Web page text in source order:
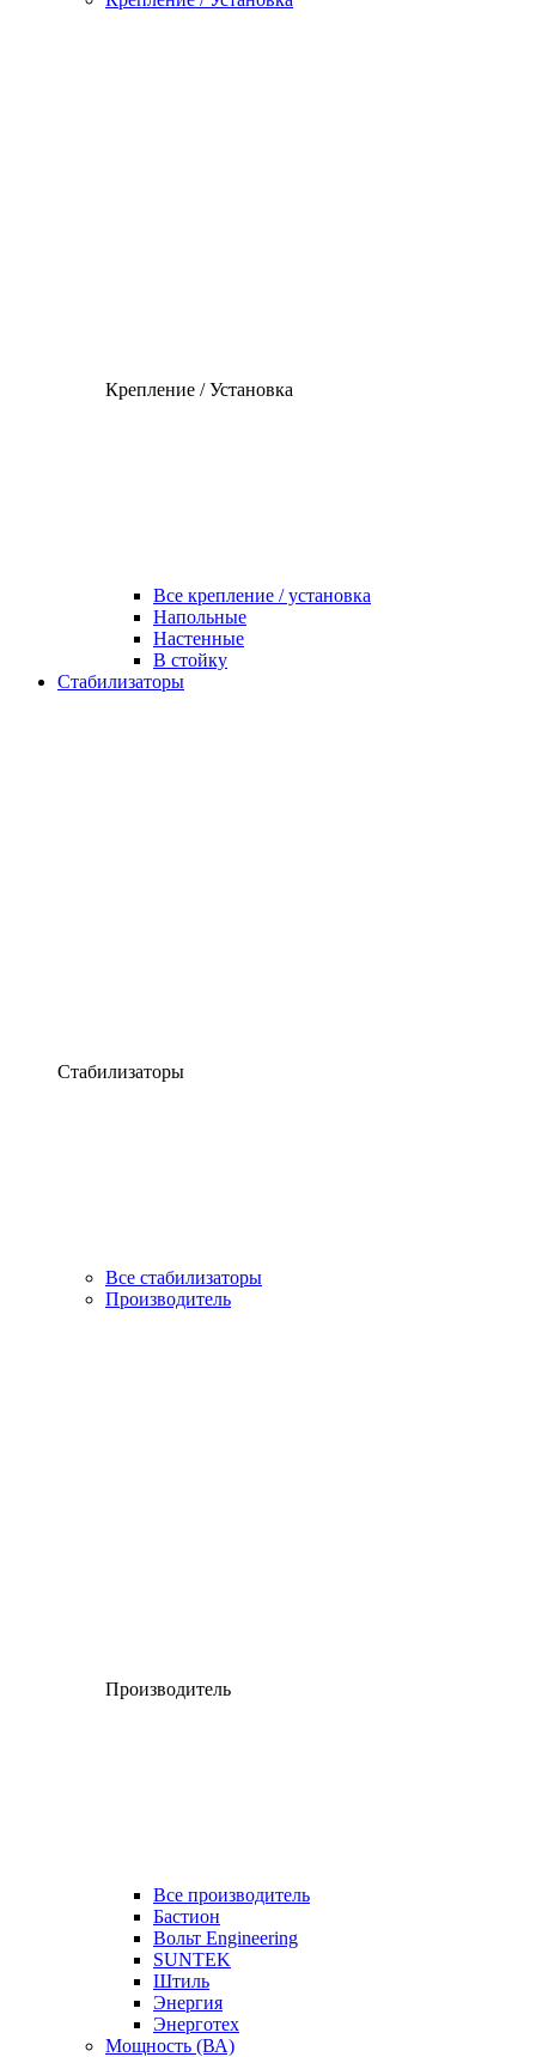
Крепление / Установка
Все крепление / установка
Напольные
Настенные
В стойку
Стабилизаторы
Стабилизаторы
Все стабилизаторы
Производитель
Производитель
Все производитель
Бастион
Вольт Engineering
SUNTEK
Штиль
Энергия
Энерготех
Мощность (ВА)